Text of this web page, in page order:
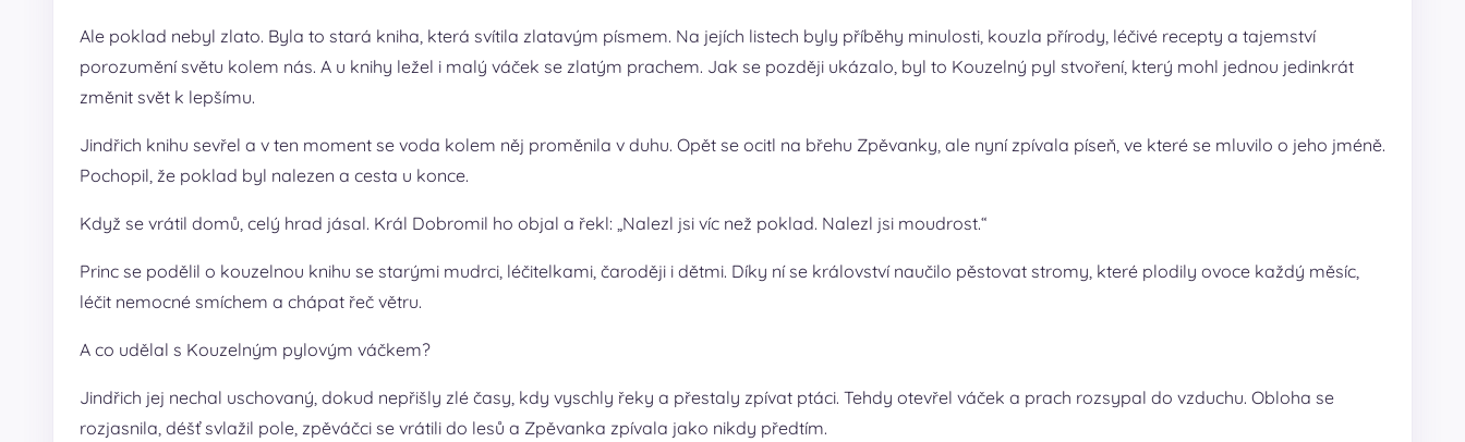
Ale poklad nebyl zlato. Byla to stará kniha, která svítila zlatavým písmem. Na jejích listech byly příběhy minulosti, kouzla přírody, léčivé recepty a tajemství
porozumění světu kolem nás. A u knihy ležel i malý váček se zlatým prachem. Jak se později ukázalo, byl to Kouzelný pyl stvoření, který mohl jednou jedinkrát
změnit svět k lepšímu.
Jindřich knihu sevřel a v ten moment se voda kolem něj proměnila v duhu. Opět se ocitl na břehu Zpěvanky, ale nyní zpívala píseň, ve které se mluvilo o jeho jméně.
Pochopil, že poklad byl nalezen a cesta u konce.
Když se vrátil domů, celý hrad jásal. Král Dobromil ho objal a řekl: „Nalezl jsi víc než poklad. Nalezl jsi moudrost.“
Princ se podělil o kouzelnou knihu se starými mudrci, léčitelkami, čaroději i dětmi. Díky ní se království naučilo pěstovat stromy, které plodily ovoce každý měsíc,
léčit nemocné smíchem a chápat řeč větru.
A co udělal s Kouzelným pylovým váčkem?
Jindřich jej nechal uschovaný, dokud nepřišly zlé časy, kdy vyschly řeky a přestaly zpívat ptáci. Tehdy otevřel váček a prach rozsypal do vzduchu. Obloha se
rozjasnila, déšť svlažil pole, zpěváčci se vrátili do lesů a Zpěvanka zpívala jako nikdy předtím.